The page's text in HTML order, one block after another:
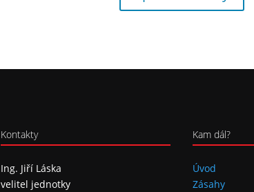
Kontakty
Ing. Jiří Láska
velitel jednotky
Kam dál?
Úvod
Zásahy